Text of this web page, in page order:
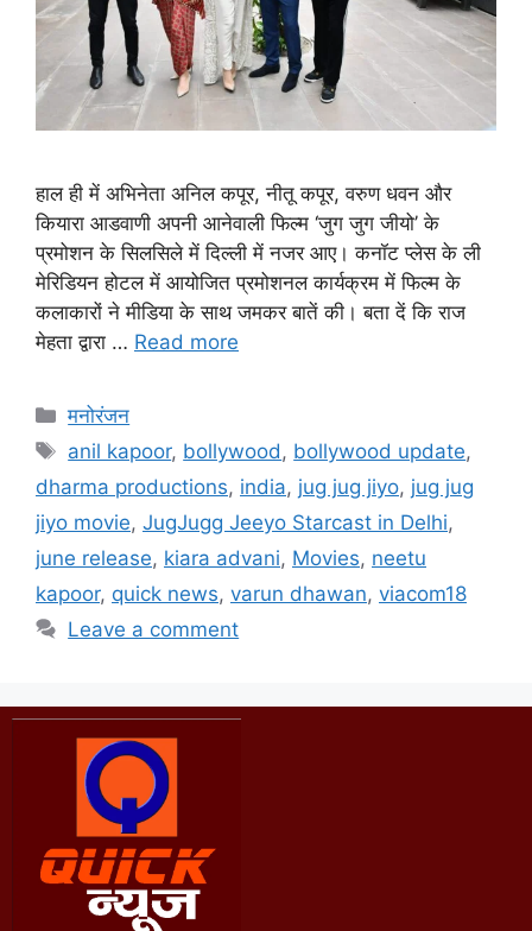
हाल ही में अभिनेता अनिल कपूर, नीतू कपूर, वरुण धवन और
कियारा आडवाणी अपनी आनेवाली फिल्म ‘जुग जुग जीयो’ के
प्रमोशन के सिलसिले में दिल्ली में नजर आए। कनॉट प्लेस के ली
मेरिडियन होटल में आयोजित प्रमोशनल कार्यक्रम में फिल्म के
कलाकारों ने मीडिया के साथ जमकर बातें की। बता दें कि राज
मेहता द्वारा … Read more
मनोरंजन
anil kapoor, bollywood , bollywood update,
dharma productions, india, jug jug jiyo, jug jug
jiyo movie, JugJugg Jeeyo Starcast in Delhi,
june release, kiara advani, Movies, neetu
kapoor, quick news, varun dhawan, viacom18
Leave a comment